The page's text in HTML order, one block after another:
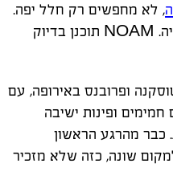
, לא מחפשים רק חלל יפה.
. NOAM
תוכנן בדיוק
ופרובנס באירופה, עם
ופינות ישיבה
כבר מהרגע הראשון
שונה, כזה שלא מזכיר